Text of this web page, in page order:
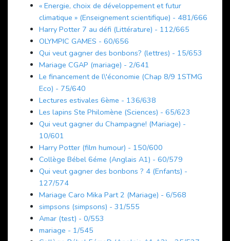
« Energie, choix de développement et futur
climatique » (Enseignement scientifique) - 481/666
Harry Potter 7 au défi (Littérature) - 112/665
OLYMPIC GAMES - 60/656
Qui veut gagner des bonbons? (lettres) - 15/653
Mariage CGAP (mariage) - 2/641
Le financement de l\'économie (Chap 8/9 1STMG
Eco) - 75/640
Lectures estivales 6ème - 136/638
Les lapins Ste Philomène (Sciences) - 65/623
Qui veut gagner du Champagne! (Mariage) -
10/601
Harry Potter (film humour) - 150/600
Collège Bébel 6éme (Anglais A1) - 60/579
Qui veut gagner des bonbons ? 4 (Enfants) -
127/574
Mariage Caro Mika Part 2 (Mariage) - 6/568
simpsons (simpsons) - 31/555
Amar (test) - 0/553
mariage - 1/545